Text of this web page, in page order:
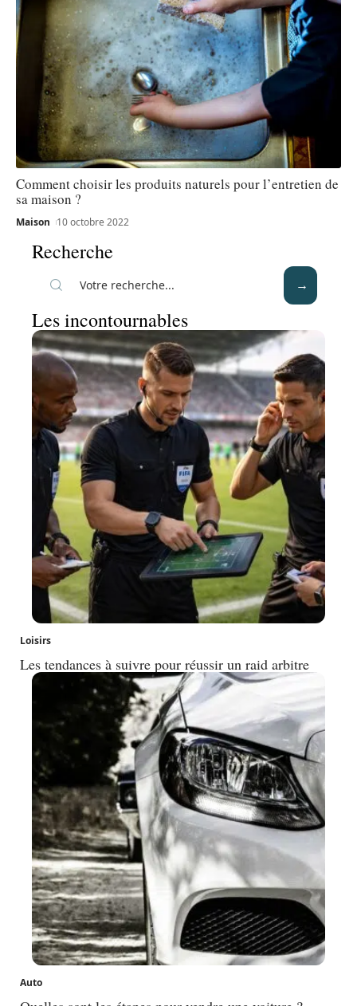
Comment choisir les produits naturels pour l’entretien de
sa maison ?
Maison 10 octobre 2022
Recherche
Les incontournables
Loisirs
Les tendances à suivre pour réussir un raid arbitre
Auto